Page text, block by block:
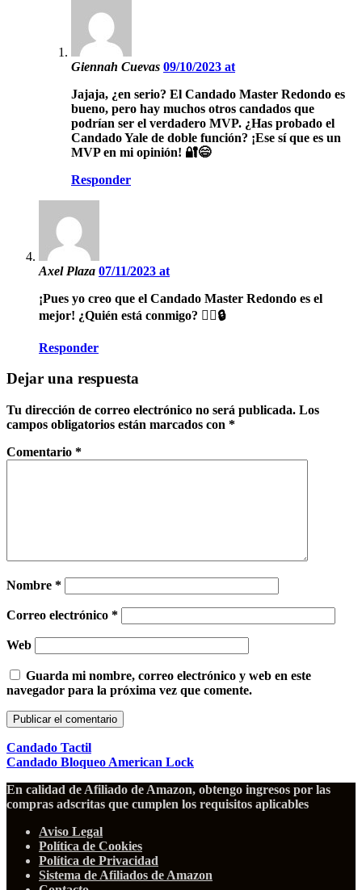
Giennah Cuevas 09/10/2023 at
Jajaja, ¿en serio? El Candado Master Redondo es
bueno, pero hay muchos otros candados que
podrían ser el verdadero MVP. ¿Has probado el
Candado Yale de doble función? ¡Ese sí que es un
MVP en mi opinión! 🔐😄
Responder
Axel Plaza 07/11/2023 at
¡Pues yo creo que el Candado Master Redondo es el
mejor! ¿Quién está conmigo? 🙋‍♀️🔒
Responder
Dejar una respuesta
Tu dirección de correo electrónico no será publicada. Los
campos obligatorios están marcados con *
Comentario *
Nombre *
Correo electrónico *
Web
Guarda mi nombre, correo electrónico y web en este
navegador para la próxima vez que comente.
Candado Tactil
Candado Bloqueo American Lock
En calidad de Afiliado de Amazon, obtengo ingresos por las
compras adscritas que cumplen los requisitos aplicables
Aviso Legal
Política de Cookies
Política de Privacidad
Sistema de Afiliados de Amazon